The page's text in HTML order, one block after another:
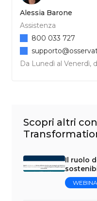
Alessia Barone
Assistenza
Da Lunedì al Venerdì,
800 033 727
Scopri altri
Il ruolo